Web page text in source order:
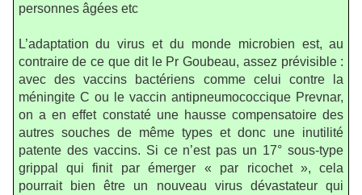
personnes âgées etc
L’adaptation du virus et du monde microbien est, au
contraire de ce que dit le Pr Goubeau, assez prévisible :
avec des vaccins bactériens comme celui contre la
méningite C ou le vaccin antipneumococcique Prevnar,
on a en effet constaté une hausse compensatoire des
autres souches de même types et donc une inutilité
patente des vaccins. Si ce n’est pas un 17° sous-type
grippal qui finit par émerger « par ricochet », cela
pourrait bien être un nouveau virus dévastateur qui